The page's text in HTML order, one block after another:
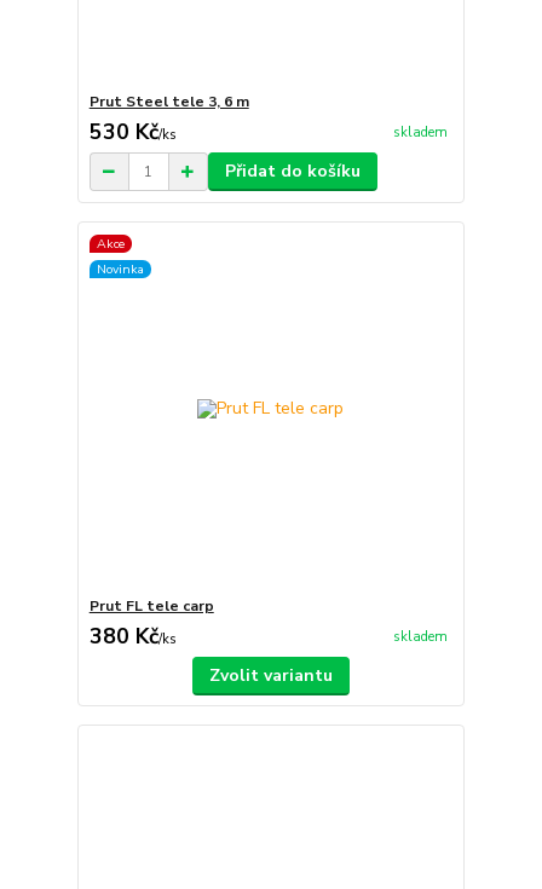
Prut Steel tele 3, 6 m
530 Kč/ks skladem
Přidat do košíku
Akce
Novinka
Prut FL tele carp
380 Kč/ks skladem
Zvolit variantu